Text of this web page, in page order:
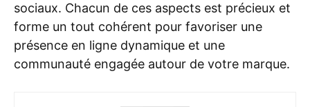
sociaux. Chacun de ces aspects est précieux et
forme un tout cohérent pour favoriser une
présence en ligne dynamique et une
communauté engagée autour de votre marque.